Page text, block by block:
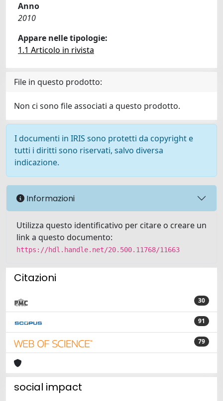
Anno
2010
Appare nelle tipologie:
1.1 Articolo in rivista
File in questo prodotto:
Non ci sono file associati a questo prodotto.
I documenti in IRIS sono protetti da copyright e
tutti i diritti sono riservati, salvo diversa
indicazione.
Informazioni
Utilizza questo identificativo per citare o creare un
link a questo documento:
https://hdl.handle.net/20.500.11768/11663
Citazioni
30
91
79
social impact